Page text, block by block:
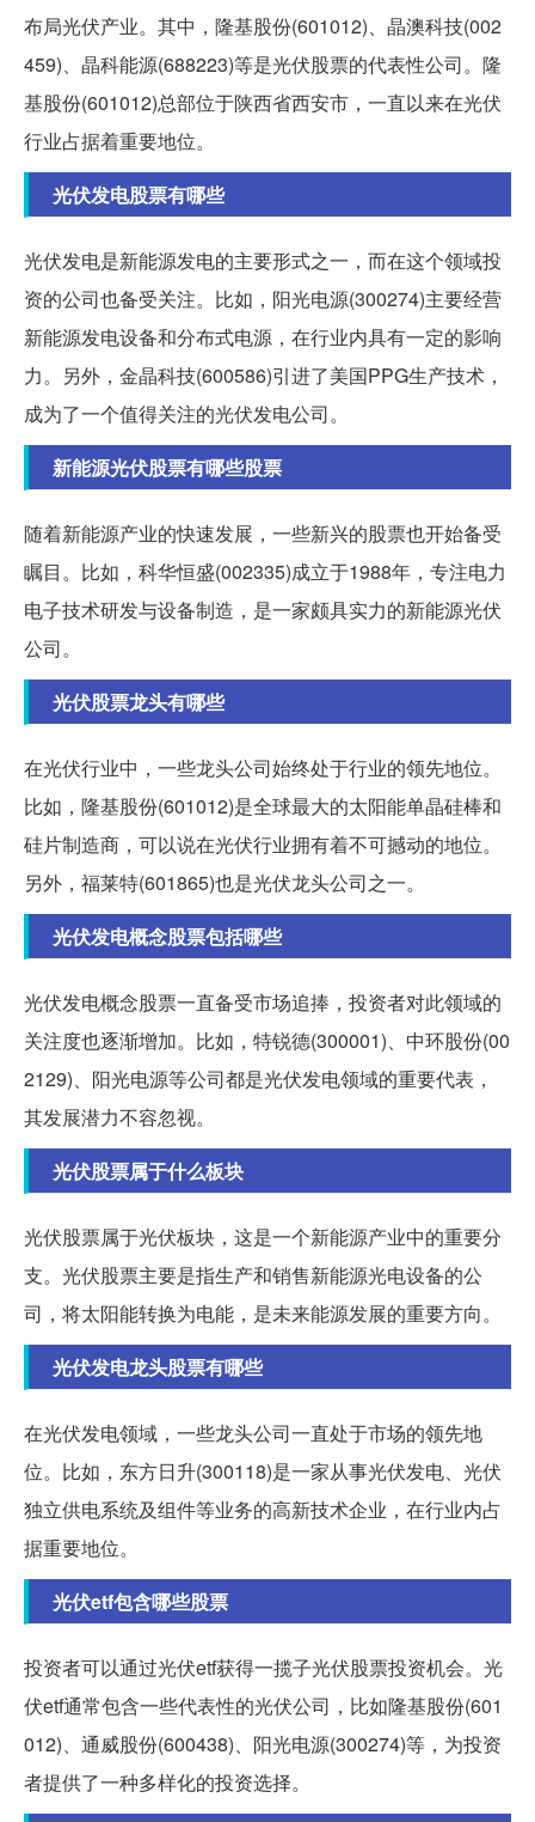
布局光伏产业。其中，隆基股份(601012)、晶澳科技(002
459)、晶科能源(688223)等是光伏股票的代表性公司。隆
基股份(601012)总部位于陕西省西安市，一直以来在光伏
行业占据着重要地位。
光伏发电股票有哪些
光伏发电是新能源发电的主要形式之一，而在这个领域投
资的公司也备受关注。比如，阳光电源(300274)主要经营
新能源发电设备和分布式电源，在行业内具有一定的影响
力。另外，金晶科技(600586)引进了美国PPG生产技术，
成为了一个值得关注的光伏发电公司。
新能源光伏股票有哪些股票
随着新能源产业的快速发展，一些新兴的股票也开始备受
瞩目。比如，科华恒盛(002335)成立于1988年，专注电力
电子技术研发与设备制造，是一家颇具实力的新能源光伏
公司。
光伏股票龙头有哪些
在光伏行业中，一些龙头公司始终处于行业的领先地位。
比如，隆基股份(601012)是全球最大的太阳能单晶硅棒和
硅片制造商，可以说在光伏行业拥有着不可撼动的地位。
另外，福莱特(601865)也是光伏龙头公司之一。
光伏发电概念股票包括哪些
光伏发电概念股票一直备受市场追捧，投资者对此领域的
关注度也逐渐增加。比如，特锐德(300001)、中环股份(00
2129)、阳光电源等公司都是光伏发电领域的重要代表，
其发展潜力不容忽视。
光伏股票属于什么板块
光伏股票属于光伏板块，这是一个新能源产业中的重要分
支。光伏股票主要是指生产和销售新能源光电设备的公
司，将太阳能转换为电能，是未来能源发展的重要方向。
光伏发电龙头股票有哪些
在光伏发电领域，一些龙头公司一直处于市场的领先地
位。比如，东方日升(300118)是一家从事光伏发电、光伏
独立供电系统及组件等业务的高新技术企业，在行业内占
据重要地位。
光伏etf包含哪些股票
投资者可以通过光伏etf获得一揽子光伏股票投资机会。光
伏etf通常包含一些代表性的光伏公司，比如隆基股份(601
012)、通威股份(600438)、阳光电源(300274)等，为投资
者提供了一种多样化的投资选择。